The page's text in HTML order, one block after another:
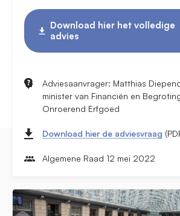
Download hier het volledige
advies
Adviesaanvrager: Matthias
minister van Financiën en
Onroerend Erfgoed
Download hier de adviesvraag
Algemene Raad 12 mei 2022